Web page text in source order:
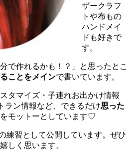
ザークラフ
トや布もの
ハンドメイ
ドも好きで
す。
で作れるかも！？」と思ったとこ
ことをメインで書いています。
タマイズ・子連れお出かけ情報
ラン情報など、できるだけ思った
モットーとしています♡
練習として公開しています。ぜひ
しく思います。